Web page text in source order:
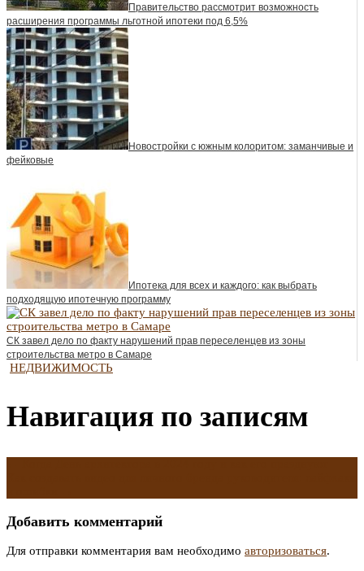
Правительство рассмотрит возможность
расширения программы льготной ипотеки под 6,5%
Новостройки с южным колоритом: заманчивые и
фейковые
Ипотека для всех и каждого: как выбрать
подходящую ипотечную программу
СК завел дело по факту нарушений прав переселенцев из зоны
строительства метро в Самаре
НЕДВИЖИМОСТЬ
Навигация по записям
Добавить комментарий
Для отправки комментария вам необходимо авторизоваться.